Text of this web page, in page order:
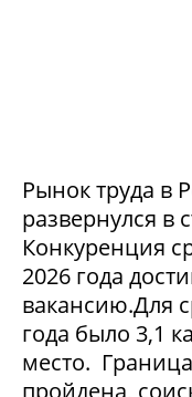
Рынок труда в
развернулся в
Конкуренция
2026 года
вакансию.Для
года было 3,1
место.
пройдена,